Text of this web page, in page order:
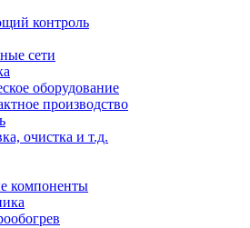
контроль
сети
оборудование
производство
очистка и т.д.
компоненты